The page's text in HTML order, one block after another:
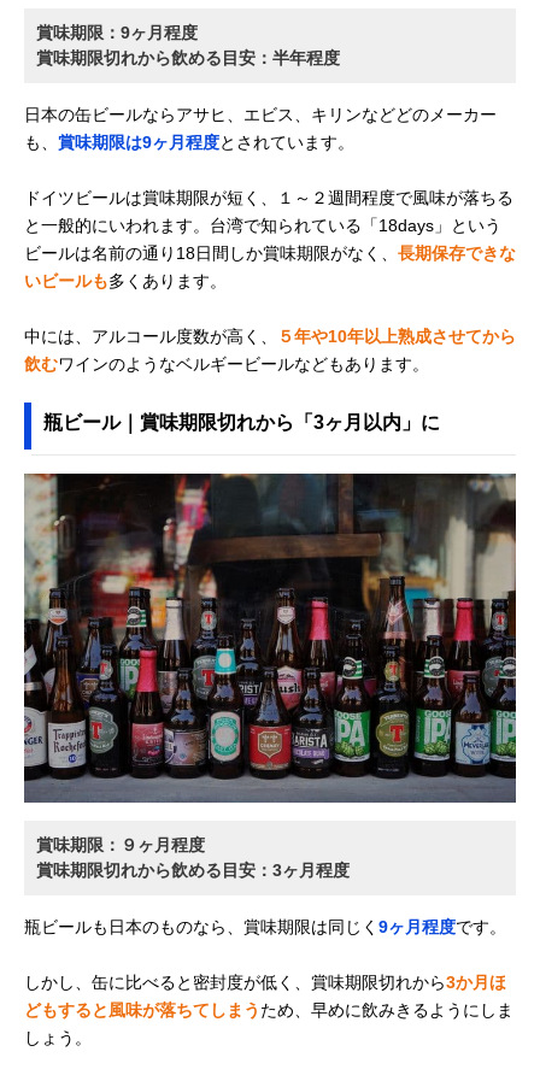
賞味期限：9ヶ月程度
賞味期限切れから飲める目安：半年程度
日本の缶ビールならアサヒ、エビス、キリンなどどのメーカー
も、 賞味期限は9ヶ月程度とされています。
ドイツビールは賞味期限が短く、１～２週間程度で風味が落ちる
と一般的にいわれます。台湾で知られている「18days」という
ビールは名前の通り18日間しか賞味期限がなく、 長期保存できな
いビールも多くあります。
中には、アルコール度数が高く、
５年や10年以上熟成させてから
飲むワインのようなベルギービールなどもあります。
瓶ビール｜賞味期限切れから「3ヶ月以内」に
賞味期限：９ヶ月程度
賞味期限切れから飲める目安：3ヶ月程度
瓶ビールも日本のものなら、賞味期限は同じく 9ヶ月程度です。
しかし、缶に比べると密封度が低く、賞味期限切れから3か月ほ
どもすると風味が落ちてしまう ため、早めに飲みきるようにしま
しょう。